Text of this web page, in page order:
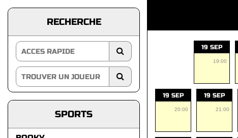
RECHERCHE
SPORTS
19 SEP
19:00
19 SEP
20:00
19 SEP
21:00